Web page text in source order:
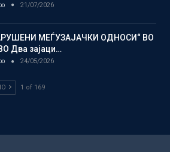
21/07/2026
МЕЃУЗАЈАЧКИ ОДНОСИ“ ВО
Два зајаци…
24/05/2026
1 of 169